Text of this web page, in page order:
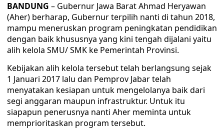
BANDUNG – Gubernur Jawa Barat Ahmad Heryawan
(Aher) berharap, Gubernur terpilih nanti di tahun 2018,
mampu meneruskan program peningkatan pendidikan
dengan baik khususnya yang kini tengah dijalani yaitu
alih kelola SMU/ SMK ke Pemerintah Provinsi.
Kebijakan alih kelola tersebut telah berlangsung sejak
1 Januari 2017 lalu dan Pemprov Jabar telah
menyatakan kesiapan untuk mengelolanya baik dari
segi anggaran maupun infrastruktur. Untuk itu
siapapun penerusnya nanti Aher meminta untuk
memprioritaskan program tersebut.